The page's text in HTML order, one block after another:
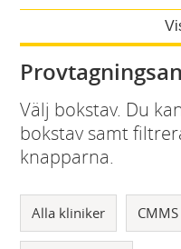
Välj bokstav. Du
bokstav samt
knapparna.
Alla kliniker CMMS